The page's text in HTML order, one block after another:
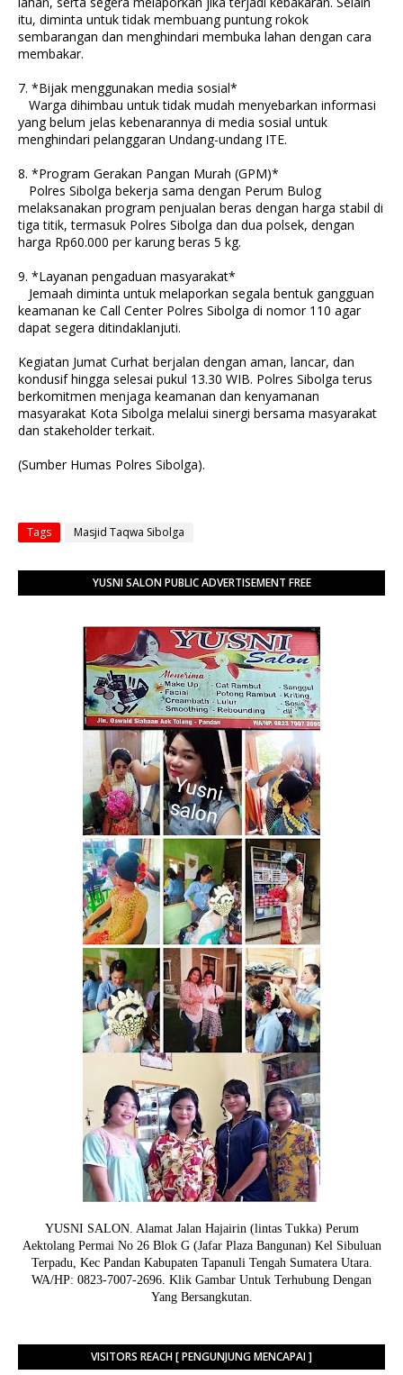
itu, diminta untuk tidak membuang puntung rokok
sembarangan dan menghindari membuka lahan dengan cara
membakar.
7. *Bijak menggunakan media sosial*
Warga dihimbau untuk tidak mudah menyebarkan informasi
yang belum jelas kebenarannya di media sosial untuk
menghindari pelanggaran Undang-undang ITE.
8. *Program Gerakan Pangan Murah (GPM)*
Polres Sibolga bekerja sama dengan Perum Bulog
melaksanakan program penjualan beras dengan harga stabil di
tiga titik, termasuk Polres Sibolga dan dua polsek, dengan
harga Rp60.000 per karung beras 5 kg.
9. *Layanan pengaduan masyarakat*
Jemaah diminta untuk melaporkan segala bentuk gangguan
keamanan ke Call Center Polres Sibolga di nomor 110 agar
dapat segera ditindaklanjuti.
Kegiatan Jumat Curhat berjalan dengan aman, lancar, dan
kondusif hingga selesai pukul 13.30 WIB. Polres Sibolga terus
berkomitmen menjaga keamanan dan kenyamanan
masyarakat Kota Sibolga melalui sinergi bersama masyarakat
dan stakeholder terkait.
(Sumber Humas Polres Sibolga).
Tags Masjid Taqwa Sibolga
YUSNI SALON PUBLIC ADVERTISEMENT FREE
YUSNI SALON. Alamat Jalan Hajairin (lintas Tukka) Perum
Aektolang Permai No 26 Blok G (Jafar Plaza Bangunan) Kel Sibuluan
Terpadu, Kec Pandan Kabupaten Tapanuli Tengah Sumatera Utara.
WA/HP: 0823-7007-2696. Klik Gambar Untuk Terhubung Dengan
Yang Bersangkutan.
VISITORS REACH [ PENGUNJUNG MENCAPAI ]